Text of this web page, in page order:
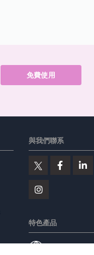
免費使用
與我們聯系
特色產品